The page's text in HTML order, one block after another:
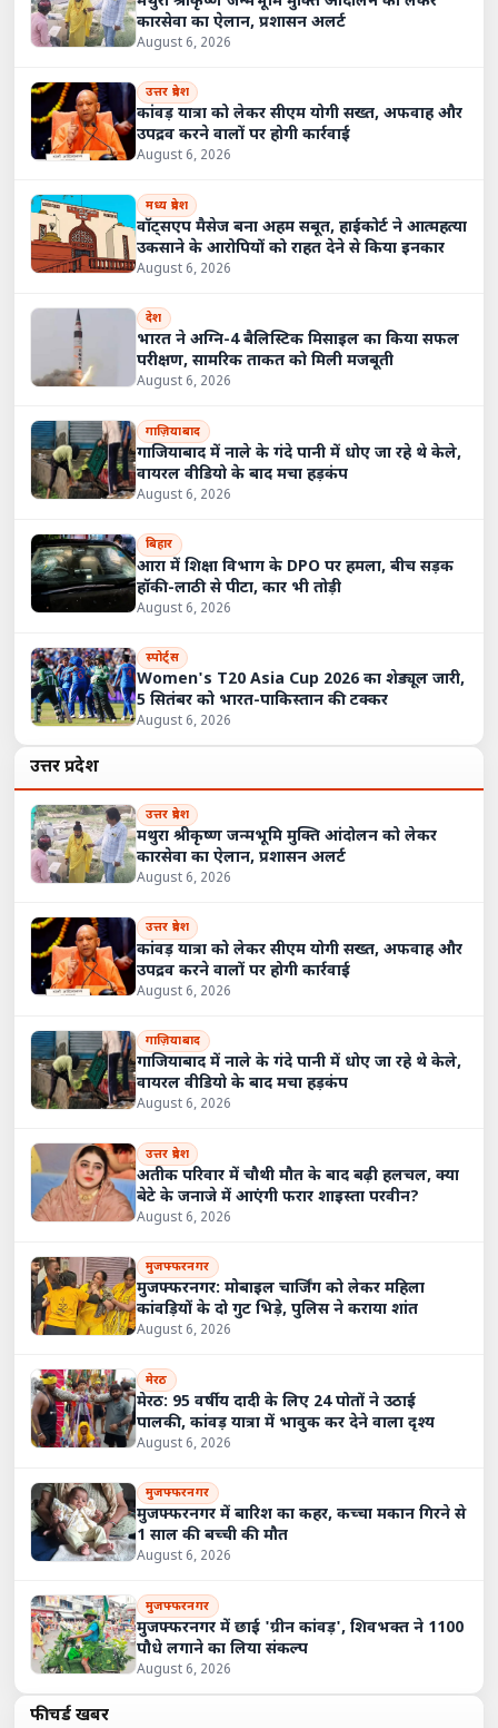
कारसेवा का ऐलान, प्रशासन अलर्ट
August 6, 2026
उत्तर प्रदेश
कांवड़ यात्रा को लेकर सीएम योगी सख्त, अफवाह और
उपद्रव करने वालों पर होगी कार्रवाई
August 6, 2026
मध्य प्रदेश
वॉट्सएप मैसेज बना अहम सबूत, हाईकोर्ट ने आत्महत्या
उकसाने के आरोपियों को राहत देने से किया इनकार
August 6, 2026
देश
भारत ने अग्नि-4 बैलिस्टिक मिसाइल का किया सफल
परीक्षण, सामरिक ताकत को मिली मजबूती
August 6, 2026
गाज़ियाबाद
गाजियाबाद में नाले के गंदे पानी में धोए जा रहे थे केले,
वायरल वीडियो के बाद मचा हड़कंप
August 6, 2026
बिहार
आरा में शिक्षा विभाग के DPO पर हमला, बीच सड़क
हॉकी-लाठी से पीटा, कार भी तोड़ी
August 6, 2026
स्पोर्ट्स
Women's T20 Asia Cup 2026 का शेड्यूल जारी,
5 सितंबर को भारत-पाकिस्तान की टक्कर
August 6, 2026
उत्तर प्रदेश
उत्तर प्रदेश
मथुरा श्रीकृष्ण जन्मभूमि मुक्ति आंदोलन को लेकर
कारसेवा का ऐलान, प्रशासन अलर्ट
August 6, 2026
उत्तर प्रदेश
कांवड़ यात्रा को लेकर सीएम योगी सख्त, अफवाह और
उपद्रव करने वालों पर होगी कार्रवाई
August 6, 2026
गाज़ियाबाद
गाजियाबाद में नाले के गंदे पानी में धोए जा रहे थे केले,
वायरल वीडियो के बाद मचा हड़कंप
August 6, 2026
उत्तर प्रदेश
अतीक परिवार में चौथी मौत के बाद बढ़ी हलचल, क्या
बेटे के जनाजे में आएंगी फरार शाइस्ता परवीन?
August 6, 2026
मुजफ्फरनगर
मुजफ्फरनगर: मोबाइल चार्जिंग को लेकर महिला
कांवड़ियों के दो गुट भिड़े, पुलिस ने कराया शांत
August 6, 2026
मेरठ
मेरठ: 95 वर्षीय दादी के लिए 24 पोतों ने उठाई
पालकी, कांवड़ यात्रा में भावुक कर देने वाला दृश्य
August 6, 2026
मुजफ्फरनगर
मुजफ्फरनगर में बारिश का कहर, कच्चा मकान गिरने से
1 साल की बच्ची की मौत
August 6, 2026
मुजफ्फरनगर
मुजफ्फरनगर में छाई 'ग्रीन कांवड़', शिवभक्त ने 1100
पौधे लगाने का लिया संकल्प
August 6, 2026
फीचर्ड खबरें